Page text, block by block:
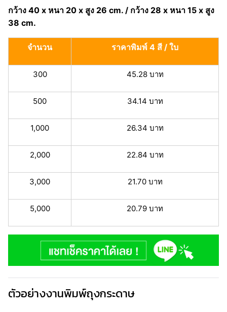
กว้าง 40 x หนา 20 x สูง 26 cm. / กว้าง 28 x หนา 15 x สูง
38 cm.
จำนวน ราคาพิมพ์ 4 สี / ใบ
300 45.28 บาท
500 34.14 บาท
1,000 26.34 บาท
2,000 22.84 บาท
3,000 21.70 บาท
5,000 20.79 บาท
ตัวอย่างงานพิมพ์ถุงกระดาษ